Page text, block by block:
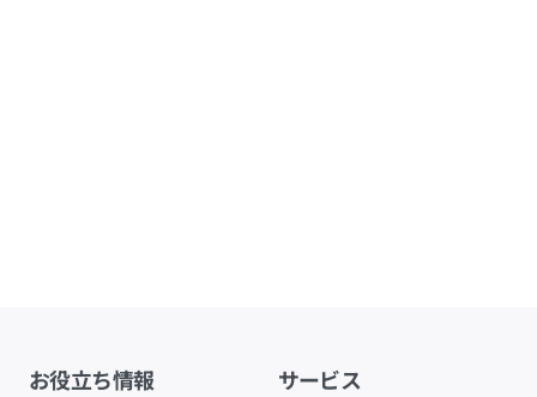
お役立ち情報 サービス